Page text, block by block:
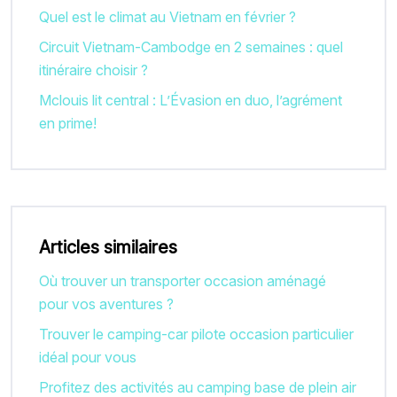
Quel est le climat au Vietnam en février ?
Circuit Vietnam-Cambodge en 2 semaines : quel
itinéraire choisir ?
Mclouis lit central : L’Évasion en duo, l’agrément
en prime!
Articles similaires
Où trouver un transporter occasion aménagé
pour vos aventures ?
Trouver le camping-car pilote occasion particulier
idéal pour vous
Profitez des activités au camping base de plein air